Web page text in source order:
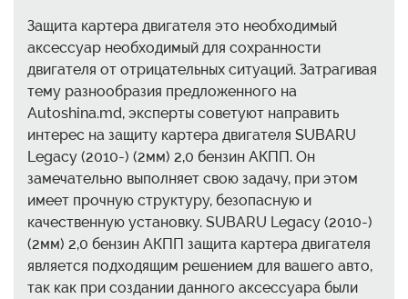
Защита картера двигателя это необходимый
аксессуар необходимый для сохранности
двигателя от отрицательных ситуаций. Затрагивая
тему разнообразия предложенного на
Autoshina.md, эксперты советуют направить
интерес на защиту картера двигателя SUBARU
Legacy (2010-) (2мм) 2,0 бензин АКПП. Он
замечательно выполняет свою задачу, при этом
имеет прочную структуру, безопасную и
качественную установку. SUBARU Legacy (2010-)
(2мм) 2,0 бензин АКПП защита картера двигателя
является подходящим решением для вашего авто,
так как при создании данного аксессуара были